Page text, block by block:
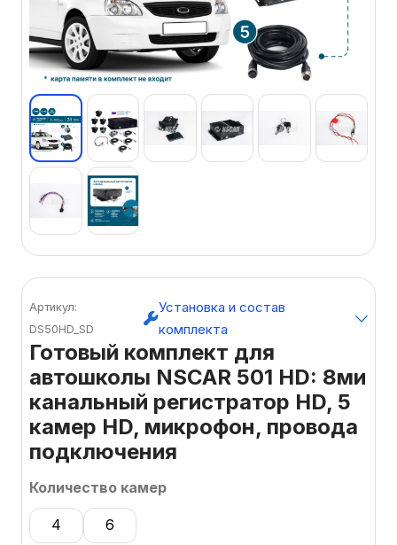
Готовый комплект для
автошколы NSCAR 501 HD: 8ми
канальный регистратор HD, 5
камер HD, микрофон, провода
подключения
Количество камер
4 6
Артикул:
DS50HD_SD
Установка и состав
комплекта